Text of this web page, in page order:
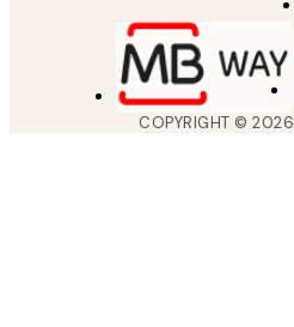
COPYRIGHT ©2026